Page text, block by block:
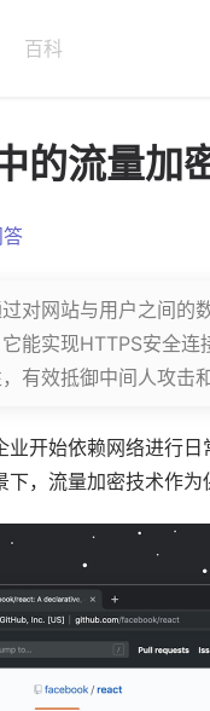
百科
的流量加
答
对网站与用户之间的
能实现HTTPS安全
有效抵御中间人攻击
业开始依赖网络进行
下，流量加密技术作